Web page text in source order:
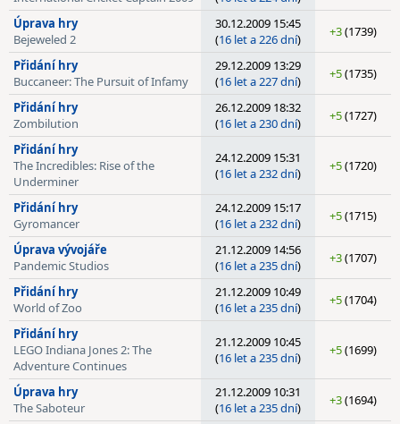
Úprava hry
Bejeweled 2
30.12.2009 15:45
(16 let a 226 dní) +3(1739)
Přidání hry
Buccaneer: The Pursuit of Infamy
29.12.2009 13:29
(16 let a 227 dní) +5(1735)
Přidání hry
Zombilution
26.12.2009 18:32
(16 let a 230 dní) +5(1727)
Přidání hry
The Incredibles: Rise of the
Underminer
24.12.2009 15:31
(16 let a 232 dní) +5(1720)
Přidání hry
Gyromancer
24.12.2009 15:17
(16 let a 232 dní) +5(1715)
Úprava vývojáře
Pandemic Studios
21.12.2009 14:56
(16 let a 235 dní) +3(1707)
Přidání hry
World of Zoo
21.12.2009 10:49
(16 let a 235 dní) +5(1704)
Přidání hry
LEGO Indiana Jones 2: The
Adventure Continues
21.12.2009 10:45
(16 let a 235 dní) +5(1699)
Úprava hry
The Saboteur
21.12.2009 10:31
(16 let a 235 dní) +3(1694)